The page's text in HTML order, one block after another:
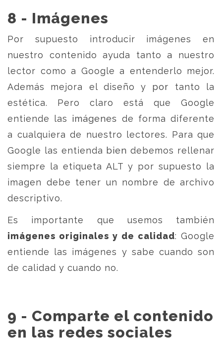
8 - Imágenes
Por supuesto introducir imágenes en
nuestro contenido ayuda tanto a nuestro
lector como a Google a entenderlo mejor.
Además mejora el diseño y por tanto la
estética. Pero claro está que Google
entiende las imágenes de forma diferente
a cualquiera de nuestro lectores. Para que
Google las entienda bien debemos rellenar
siempre la etiqueta ALT y por supuesto la
imagen debe tener un nombre de archivo
descriptivo.
Es importante que usemos también
imágenes originales y de calidad: Google
entiende las imágenes y sabe cuando son
de calidad y cuando no.
9 - Comparte el contenido
en las redes sociales